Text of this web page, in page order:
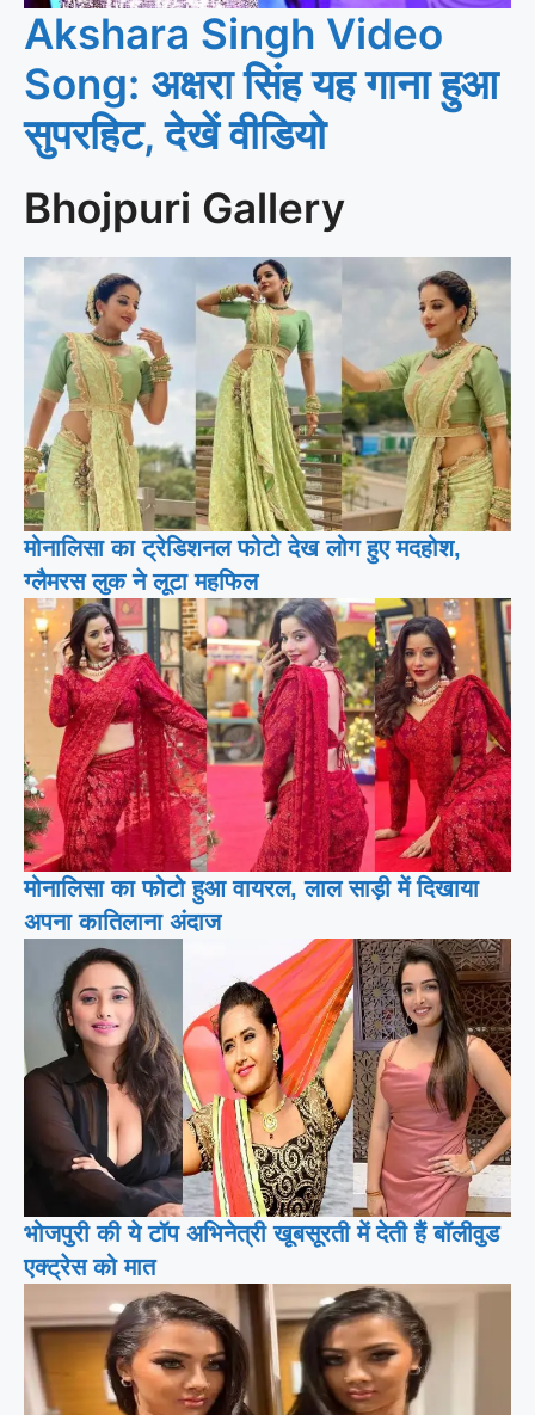
Akshara Singh Video
Song: अक्षरा सिंह यह गाना हुआ
सुपरहिट, देखें वीडियो
Bhojpuri Gallery
मोनालिसा का ट्रेडिशनल फोटो देख लोग हुए मदहोश,
ग्लैमरस लुक ने लूटा महफिल
मोनालिसा का फोटो हुआ वायरल, लाल साड़ी में दिखाया
अपना कातिलाना अंदाज
भोजपुरी की ये टॉप अभिनेत्री खूबसूरती में देती हैं बॉलीवुड
एक्ट्रेस को मात